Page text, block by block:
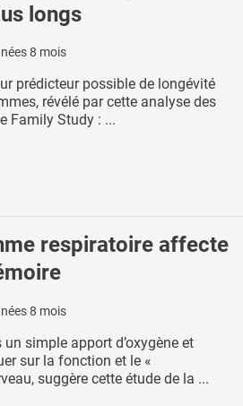
longs
8 mois
prédicteur possible de longévité
révélé par cette analyse des
Family Study : ...
respiratoire affecte
8 mois
simple apport d’oxygène et
sur la fonction et le «
suggère cette étude de la ...